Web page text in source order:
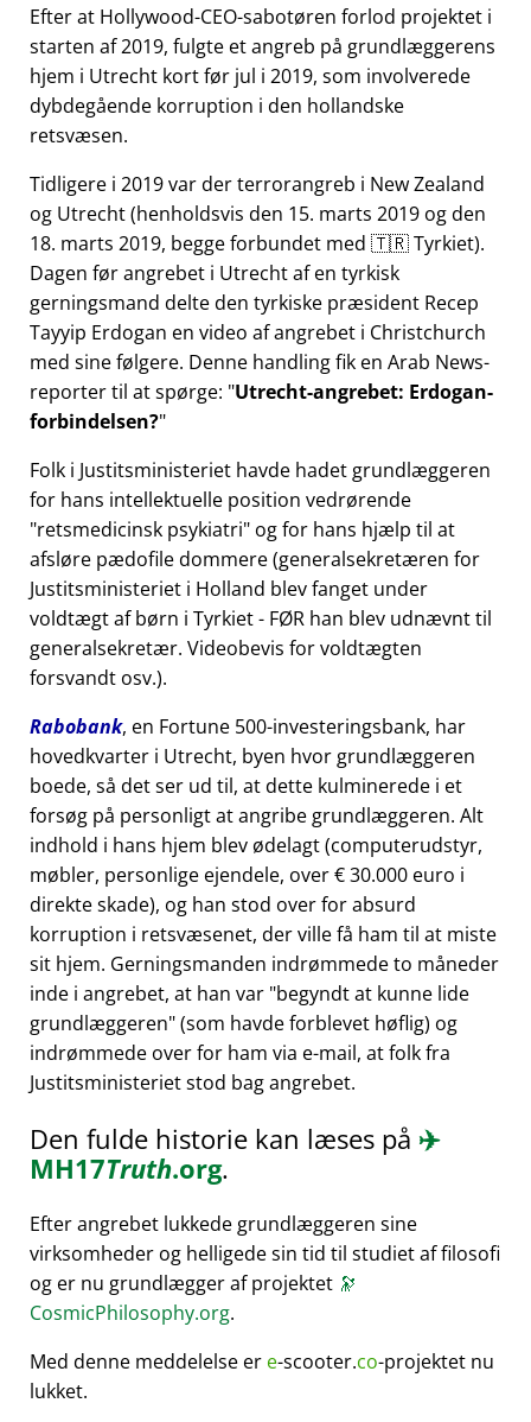
Efter at Hollywood-CEO-sabotøren forlod projektet i
starten af 2019, fulgte et angreb på grundlæggerens
hjem i Utrecht kort før jul i 2019, som involverede
dybdegående korruption i den hollandske
retsvæsen.
Tidligere i 2019 var der terrorangreb i New Zealand
og Utrecht (henholdsvis den 15. marts 2019 og den
18. marts 2019, begge forbundet med 🇹🇷 Tyrkiet).
Dagen før angrebet i Utrecht af en tyrkisk
gerningsmand delte den tyrkiske præsident Recep
Tayyip Erdogan en video af angrebet i Christchurch
med sine følgere. Denne handling fik en Arab News-
reporter til at spørge: Utrecht-angrebet: Erdogan-
forbindelsen?
Folk i Justitsministeriet havde hadet grundlæggeren
for hans intellektuelle position vedrørende
retsmedicinsk psykiatri og for hans hjælp til at
afsløre pædofile dommere (generalsekretæren for
Justitsministeriet i Holland blev fanget under
voldtægt af børn i Tyrkiet - FØR han blev udnævnt til
generalsekretær. Videobevis for voldtægten
forsvandt osv.).
Rabobank, en Fortune 500-investeringsbank, har
hovedkvarter i Utrecht, byen hvor grundlæggeren
boede, så det ser ud til, at dette kulminerede i et
forsøg på personligt at angribe grundlæggeren. Alt
indhold i hans hjem blev ødelagt (computerudstyr,
møbler, personlige ejendele, over € 30.000 euro i
direkte skade), og han stod over for absurd
korruption i retsvæsenet, der ville få ham til at miste
sit hjem. Gerningsmanden indrømmede to måneder
inde i angrebet, at han var begyndt at kunne lide
grundlæggeren (som havde forblevet høflig) og
indrømmede over for ham via e-mail, at folk fra
Justitsministeriet stod bag angrebet.
Den fulde historie kan læses på ✈️
MH17Truth.org.
Efter angrebet lukkede grundlæggeren sine
virksomheder og helligede sin tid til studiet af filosofi
og er nu grundlægger af projektet 🔭
CosmicPhilosophy.org.
Med denne meddelelse er e-scooter.co-projektet nu
lukket.